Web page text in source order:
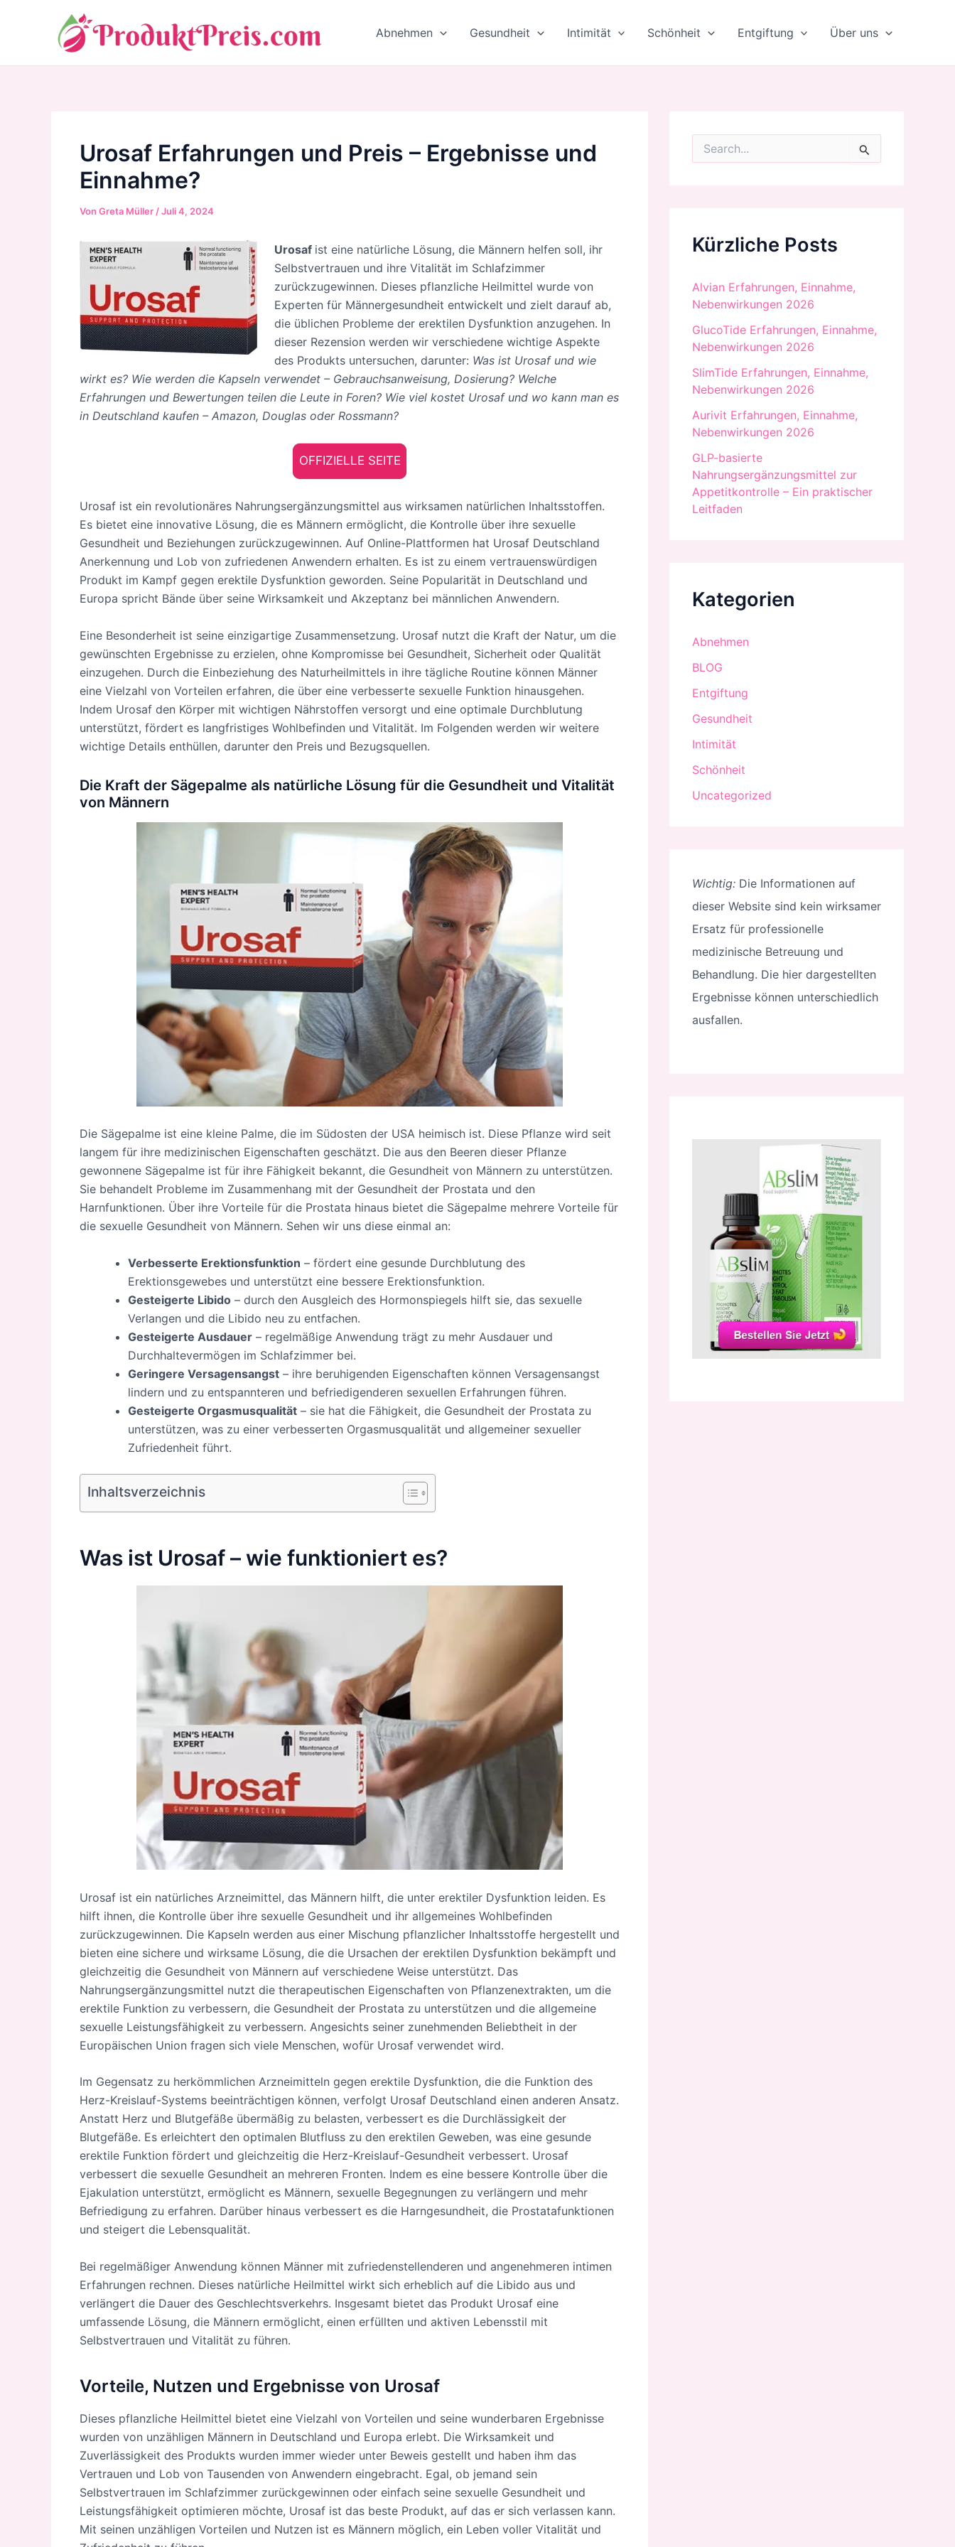
Abnehmen Gesundheit Intimität Schönheit Entgiftung Über uns
Urosaf Erfahrungen und Preis – Ergebnisse und
Einnahme?
Von Greta Müller /Juli 4, 2024
Urosaf ist eine natürliche Lösung, die Männern helfen soll, ihr
Selbstvertrauen und ihre Vitalität im Schlafzimmer
zurückzugewinnen. Dieses pflanzliche Heilmittel wurde von
Experten für Männergesundheit entwickelt und zielt darauf ab,
die üblichen Probleme der erektilen Dysfunktion anzugehen. In
dieser Rezension werden wir verschiedene wichtige Aspekte
des Produkts untersuchen, darunter: Was ist Urosaf und wie
wirkt es? Wie werden die Kapseln verwendet – Gebrauchsanweisung, Dosierung? Welche
Erfahrungen und Bewertungen teilen die Leute in Foren? Wie viel kostet Urosaf und wo kann man es
in Deutschland kaufen – Amazon, Douglas oder Rossmann?
OFFIZIELLE SEITE
Urosaf ist ein revolutionäres Nahrungsergänzungsmittel aus wirksamen natürlichen Inhaltsstoffen.
Es bietet eine innovative Lösung, die es Männern ermöglicht, die Kontrolle über ihre sexuelle
Gesundheit und Beziehungen zurückzugewinnen. Auf Online-Plattformen hat Urosaf Deutschland
Anerkennung und Lob von zufriedenen Anwendern erhalten. Es ist zu einem vertrauenswürdigen
Produkt im Kampf gegen erektile Dysfunktion geworden. Seine Popularität in Deutschland und
Europa spricht Bände über seine Wirksamkeit und Akzeptanz bei männlichen Anwendern.
Eine Besonderheit ist seine einzigartige Zusammensetzung. Urosaf nutzt die Kraft der Natur, um die
gewünschten Ergebnisse zu erzielen, ohne Kompromisse bei Gesundheit, Sicherheit oder Qualität
einzugehen. Durch die Einbeziehung des Naturheilmittels in ihre tägliche Routine können Männer
eine Vielzahl von Vorteilen erfahren, die über eine verbesserte sexuelle Funktion hinausgehen.
Indem Urosaf den Körper mit wichtigen Nährstoffen versorgt und eine optimale Durchblutung
unterstützt, fördert es langfristiges Wohlbefinden und Vitalität. Im Folgenden werden wir weitere
wichtige Details enthüllen, darunter den Preis und Bezugsquellen.
Die Kraft der Sägepalme als natürliche Lösung für die Gesundheit und Vitalität
von Männern
Die Sägepalme ist eine kleine Palme, die im Südosten der USA heimisch ist. Diese Pflanze wird seit
langem für ihre medizinischen Eigenschaften geschätzt. Die aus den Beeren dieser Pflanze
gewonnene Sägepalme ist für ihre Fähigkeit bekannt, die Gesundheit von Männern zu unterstützen.
Sie behandelt Probleme im Zusammenhang mit der Gesundheit der Prostata und den
Harnfunktionen. Über ihre Vorteile für die Prostata hinaus bietet die Sägepalme mehrere Vorteile für
die sexuelle Gesundheit von Männern. Sehen wir uns diese einmal an:
Verbesserte Erektionsfunktion – fördert eine gesunde Durchblutung des
Erektionsgewebes und unterstützt eine bessere Erektionsfunktion.
Gesteigerte Libido – durch den Ausgleich des Hormonspiegels hilft sie, das sexuelle
Verlangen und die Libido neu zu entfachen.
Gesteigerte Ausdauer – regelmäßige Anwendung trägt zu mehr Ausdauer und
Durchhaltevermögen im Schlafzimmer bei.
Geringere Versagensangst – ihre beruhigenden Eigenschaften können Versagensangst
lindern und zu entspannteren und befriedigenderen sexuellen Erfahrungen führen.
Gesteigerte Orgasmusqualität – sie hat die Fähigkeit, die Gesundheit der Prostata zu
unterstützen, was zu einer verbesserten Orgasmusqualität und allgemeiner sexueller
Zufriedenheit führt.
Inhaltsverzeichnis
Was ist Urosaf – wie funktioniert es?
Urosaf ist ein natürliches Arzneimittel, das Männern hilft, die unter erektiler Dysfunktion leiden. Es
hilft ihnen, die Kontrolle über ihre sexuelle Gesundheit und ihr allgemeines Wohlbefinden
zurückzugewinnen. Die Kapseln werden aus einer Mischung pflanzlicher Inhaltsstoffe hergestellt und
bieten eine sichere und wirksame Lösung, die die Ursachen der erektilen Dysfunktion bekämpft und
gleichzeitig die Gesundheit von Männern auf verschiedene Weise unterstützt. Das
Nahrungsergänzungsmittel nutzt die therapeutischen Eigenschaften von Pflanzenextrakten, um die
erektile Funktion zu verbessern, die Gesundheit der Prostata zu unterstützen und die allgemeine
sexuelle Leistungsfähigkeit zu verbessern. Angesichts seiner zunehmenden Beliebtheit in der
Europäischen Union fragen sich viele Menschen, wofür Urosaf verwendet wird.
Im Gegensatz zu herkömmlichen Arzneimitteln gegen erektile Dysfunktion, die die Funktion des
Herz-Kreislauf-Systems beeinträchtigen können, verfolgt Urosaf Deutschland einen anderen Ansatz.
Anstatt Herz und Blutgefäße übermäßig zu belasten, verbessert es die Durchlässigkeit der
Blutgefäße. Es erleichtert den optimalen Blutfluss zu den erektilen Geweben, was eine gesunde
erektile Funktion fördert und gleichzeitig die Herz-Kreislauf-Gesundheit verbessert. Urosaf
verbessert die sexuelle Gesundheit an mehreren Fronten. Indem es eine bessere Kontrolle über die
Ejakulation unterstützt, ermöglicht es Männern, sexuelle Begegnungen zu verlängern und mehr
Befriedigung zu erfahren. Darüber hinaus verbessert es die Harngesundheit, die Prostatafunktionen
und steigert die Lebensqualität.
Bei regelmäßiger Anwendung können Männer mit zufriedenstellenderen und angenehmeren intimen
Erfahrungen rechnen. Dieses natürliche Heilmittel wirkt sich erheblich auf die Libido aus und
verlängert die Dauer des Geschlechtsverkehrs. Insgesamt bietet das Produkt Urosaf eine
umfassende Lösung, die Männern ermöglicht, einen erfüllten und aktiven Lebensstil mit
Selbstvertrauen und Vitalität zu führen.
Vorteile, Nutzen und Ergebnisse von Urosaf
Dieses pflanzliche Heilmittel bietet eine Vielzahl von Vorteilen und seine wunderbaren Ergebnisse
wurden von unzähligen Männern in Deutschland und Europa erlebt. Die Wirksamkeit und
Zuverlässigkeit des Produkts wurden immer wieder unter Beweis gestellt und haben ihm das
Vertrauen und Lob von Tausenden von Anwendern eingebracht. Egal, ob jemand sein
Selbstvertrauen im Schlafzimmer zurückgewinnen oder einfach seine sexuelle Gesundheit und
Leistungsfähigkeit optimieren möchte, Urosaf ist das beste Produkt, auf das er sich verlassen kann.
Mit seinen unzähligen Vorteilen und Nutzen ist es Männern möglich, ein Leben voller Vitalität und
a
cKürzliche Posts
Alvian Erfahrungen, Einnahme,
Nebenwirkungen 2026
GlucoTide Erfahrungen, Einnahme,
Nebenwirkungen 2026
SlimTide Erfahrungen, Einnahme,
Nebenwirkungen 2026
Aurivit Erfahrungen, Einnahme,
Nebenwirkungen 2026
GLP-basierte
Nahrungsergänzungsmittel zur
Appetitkontrolle – Ein praktischer
Leitfaden
Kategorien
Abnehmen
BLOG
Entgiftung
Gesundheit
Intimität
Schönheit
Uncategorized
Wichtig: Die Informationen auf
dieser Website sind kein wirksamer
Ersatz für professionelle
medizinische Betreuung und
Behandlung. Die hier dargestellten
Ergebnisse können unterschiedlich
ausfallen.